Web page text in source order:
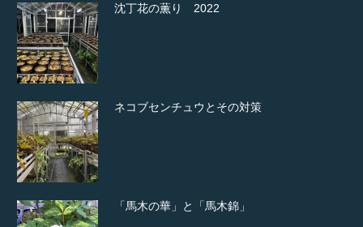
沈丁花の薫り 2022
ネコブセンチュウとその対策
「馬木の華」と「馬木錦」